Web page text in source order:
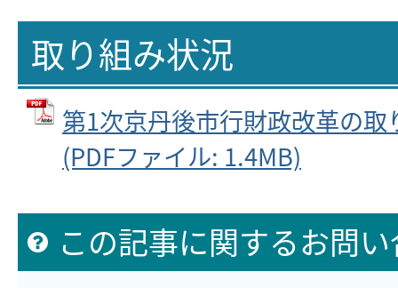
取り組み状況
第1次京丹後市行財政改革の
(PDFファイル: 1.4MB)
この記事に関するお問